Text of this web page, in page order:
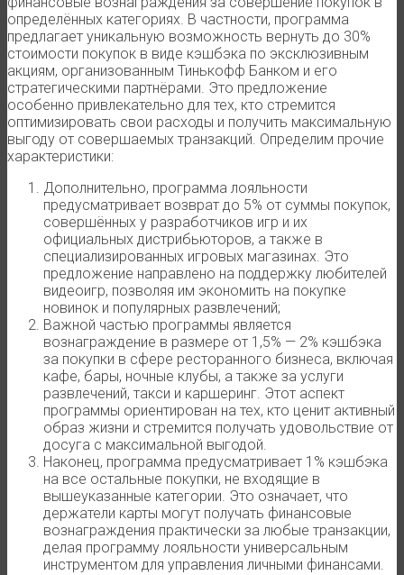
определённых категориях. В частности, программа
предлагает уникальную возможность вернуть до 30%
стоимости покупок в виде кэшбэка по эксклюзивным
акциям, организованным Тинькофф Банком и его
стратегическими партнёрами. Это предложение
особенно привлекательно для тех, кто стремится
оптимизировать свои расходы и получить максимальную
выгоду от совершаемых транзакций. Определим прочие
характеристики:
Дополнительно, программа лояльности
предусматривает возврат до 5% от суммы покупок,
совершённых у разработчиков игр и их
официальных дистрибьюторов, а также в
специализированных игровых магазинах. Это
предложение направлено на поддержку любителей
видеоигр, позволяя им экономить на покупке
новинок и популярных развлечений;
Важной частью программы является
вознаграждение в размере от 1,5% — 2% кэшбэка
за покупки в сфере ресторанного бизнеса, включая
кафе, бары, ночные клубы, а также за услуги
развлечений, такси и каршеринг. Этот аспект
программы ориентирован на тех, кто ценит активный
образ жизни и стремится получать удовольствие от
досуга с максимальной выгодой.
Наконец, программа предусматривает 1% кэшбэка
на все остальные покупки, не входящие в
вышеуказанные категории. Это означает, что
держатели карты могут получать финансовые
вознаграждения практически за любые транзакции,
делая программу лояльности универсальным
инструментом для управления личными финансами.